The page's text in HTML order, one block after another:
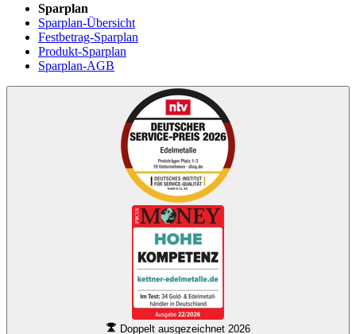
Sparplan
Sparplan-Übersicht
Festbetrag-Sparplan
Produkt-Sparplan
Sparplan-AGB
Doppelt ausgezeichnet 2026